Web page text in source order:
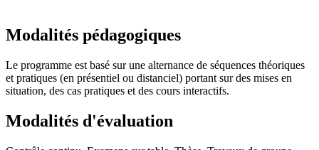
Modalités pédagogiques
Le programme est basé sur une alternance de séquences théoriques
et pratiques (en présentiel ou distanciel) portant sur des mises en
situation, des cas pratiques et des cours interactifs.
Modalités d'évaluation